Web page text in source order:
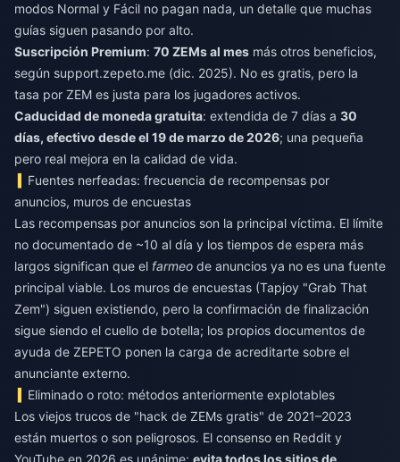
modos Normal y Fácil no pagan nada, un detalle que muchas
guías siguen pasando por alto.
Suscripción Premium: 70 ZEMs al mes más otros beneficios,
según support.zepeto.me (dic. 2025). No es gratis, pero la
tasa por ZEM es justa para los jugadores activos.
Caducidad de moneda gratuita: extendida de 7 días a 30
días, efectivo desde el 19 de marzo de 2026; una pequeña
pero real mejora en la calidad de vida.
Fuentes nerfeadas: frecuencia de recompensas por
anuncios, muros de encuestas
Las recompensas por anuncios son la principal víctima. El límite
no documentado de ~10 al día y los tiempos de espera más
largos significan que el farmeo de anuncios ya no es una fuente
principal viable. Los muros de encuestas (Tapjoy "Grab That
Zem") siguen existiendo, pero la confirmación de finalización
sigue siendo el cuello de botella; los propios documentos de
ayuda de ZEPETO ponen la carga de acreditarte sobre el
anunciante externo.
Eliminado o roto: métodos anteriormente explotables
Los viejos trucos de "hack de ZEMs gratis" de 2021–2023
están muertos o son peligrosos. El consenso en Reddit y